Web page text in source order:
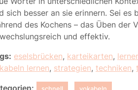
sich besser an sie erinnern. Sei es
des Kochens – das Üben der
und effektiv.
eselsbrücken, karteikarten,
lernen, strategien, techniken,